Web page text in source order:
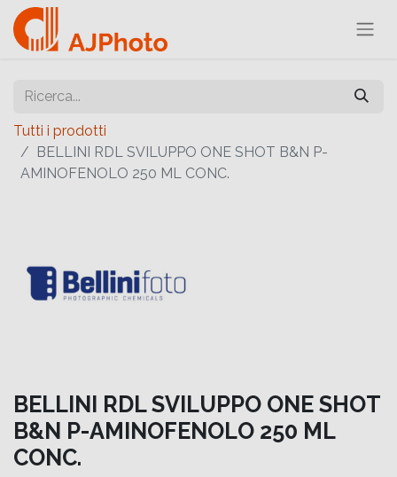
Tutti i prodotti
BELLINI RDL SVILUPPO ONE SHOT B&N P-
AMINOFENOLO 250 ML CONC.
BELLINI RDL SVILUPPO ONE SHOT
B&N P-AMINOFENOLO 250 ML
CONC.